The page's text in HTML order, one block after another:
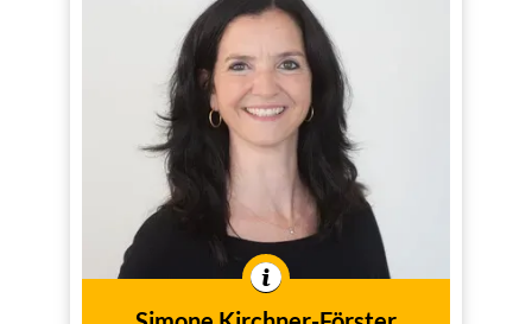
Simone Kirchner-
Förster
Kauffrau für
Versicherungen und
Finanzen
Versicherungsfachwirtin
In der Branche tätig seit